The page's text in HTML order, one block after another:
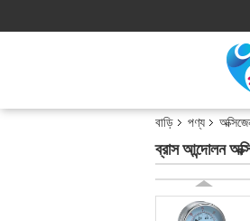
বাড়ি পণ্য
ব্রাস আন্দোলন